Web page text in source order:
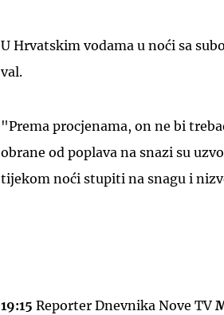
U Hrvatskim vodama u noći sa
val.
"Prema procjenama, on ne bi
obrane od poplava na snazi su
tijekom noći stupiti na snagu i
19:15 Reporter Dnevnika Nove TV